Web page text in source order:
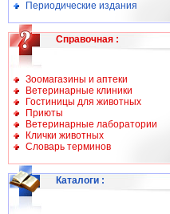
Периодические издания
Справочная :
Зоомагазины и аптеки
Ветеринарные клиники
Гостиницы для животных
Приюты
Ветеринарные лаборатории
Клички животных
Словарь терминов
Каталоги :